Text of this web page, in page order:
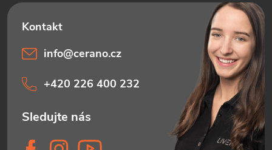
info@cerano.cz
+420 226 400 232